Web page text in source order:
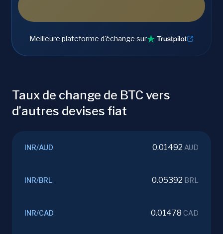
Meilleure plateforme d'échange sur
Taux de change de BTC vers
d’autres devises fiat
INR/AUD 0.01492 AUD
INR/BRL 0.05392 BRL
INR/CAD 0.01478 CAD